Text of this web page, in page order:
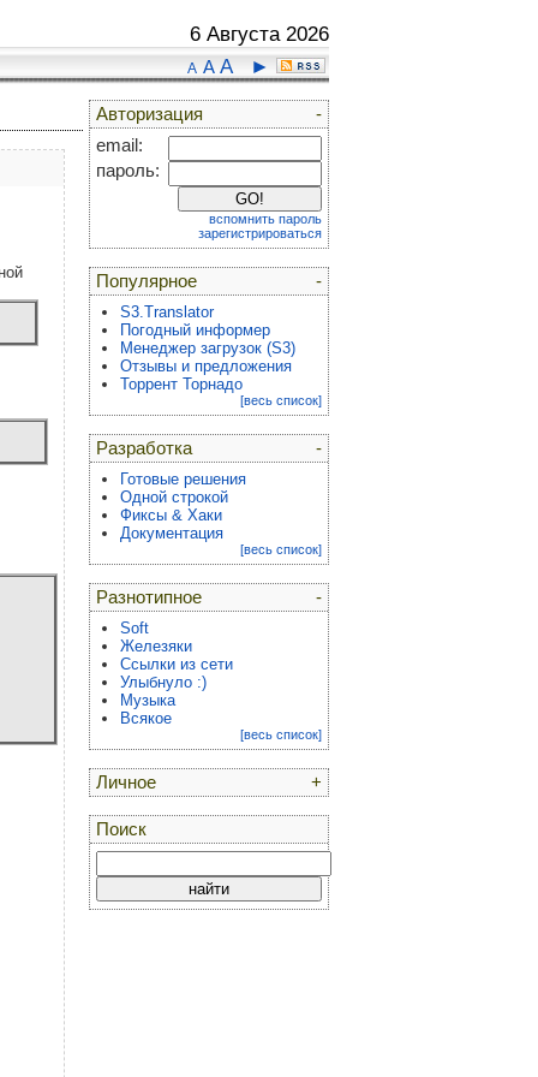
6 Августа 2026
A A A ►
-
Авторизация
email:
пароль:
вспомнить пароль
зарегистрироваться
-
Популярное
S3.Translator
Погодный информер
Менеджер загрузок (S3)
Отзывы и предложения
Торрент Торнадо
[весь список]
-
Разработка
Готовые решения
Одной строкой
Фиксы & Хаки
Документация
[весь список]
-
Разнотипное
Soft
Железяки
Ссылки из сети
Улыбнуло :)
Музыка
Всякое
[весь список]
+
Личное
Поиск